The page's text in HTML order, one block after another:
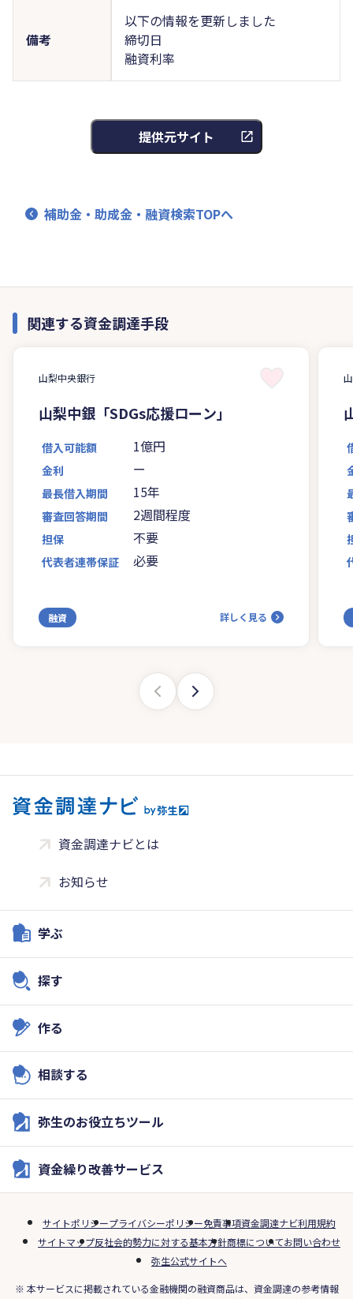
備考
以下の情報を更新しました
締切日
融資利率
提供元サイト
補助金・助成金・融資検索TOPへ
関連する資金調達手段
山梨中央銀行
山梨中銀「SDGs応援ローン」
借入可能額 1億円
金利 ー
最長借入期間 15年
審査回答期間 2週間程度
担保 不要
代表者連帯保証 必要
融資 詳しく見る
資金調達ナビとは
お知らせ
学ぶ
探す
作る
相談する
弥生のお役立ちツール
資金繰り改善サービス
サイトポリシープライバシーポリシー免責事項資金調達ナビ利用規約
サイトマップ反社会的勢力に対する基本方針商標についてお問い合わせ
弥生公式サイトへ
※ 本サービスに掲載されている金融機関の融資商品は、資金調達の参考情報